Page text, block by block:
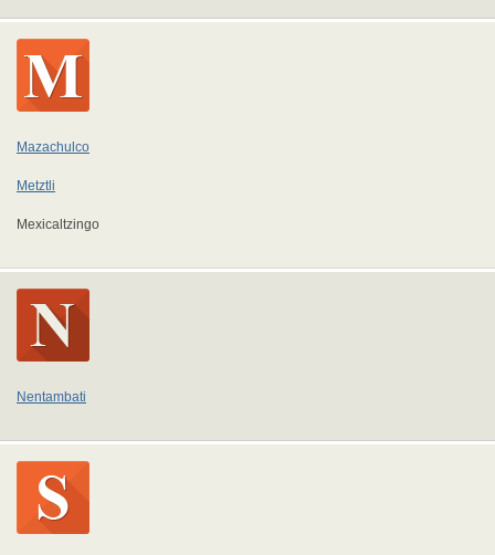
Mazachulco
Metztli
Mexicaltzingo
Nentambati